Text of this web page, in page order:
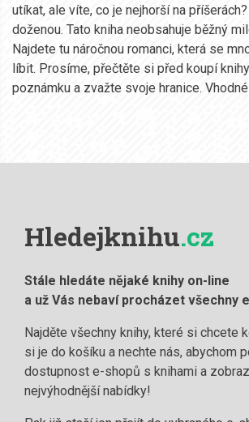
utíkat, ale víte, co je nejhorší na
doženou. Tato kniha neobsahuje běžný
Najdete tu náročnou romanci, která se
líbit. Prosíme, přečtěte si před koupí
poznámku a zvažte svoje hranice.
Hledejknihu.cz
Stále hledáte nějaké knihy on-line
a už Vás nebaví procházet všechny
Najděte všechny knihy, které si chcete
si je do košíku a nechte nás, abychom
dostupnost e-shopů s knihami a
nejvýhodnější nabídky!